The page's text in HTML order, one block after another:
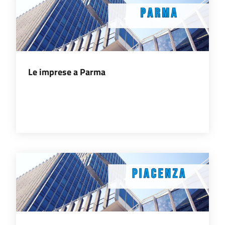
Promuovere
l'impresa
e
territorio
Consumatore
L'impresa
Le imprese a Parma